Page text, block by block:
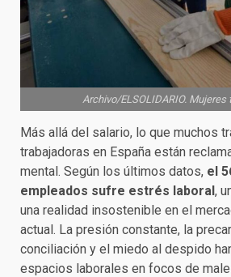
Archivo/ELSOLIDARIO. Mujeres
Más allá del salario, lo que muchos
trabajadoras en España están
mental. Según los últimos datos, el
empleados sufre estrés laboral,
una realidad insostenible en el
actual. La presión constante, la
conciliación y el miedo al despido
espacios laborales en focos de